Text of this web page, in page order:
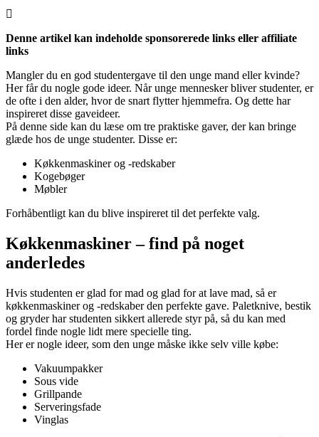
Denne artikel kan indeholde sponsorerede links eller affiliate
links
Mangler du en god studentergave til den unge mand eller kvinde?
Her får du nogle gode ideer. Når unge mennesker bliver studenter, er
de ofte i den alder, hvor de snart flytter hjemmefra. Og dette har
inspireret disse gaveideer.
På denne side kan du læse om tre praktiske gaver, der kan bringe
glæde hos de unge studenter. Disse er:
Køkkenmaskiner og -redskaber
Kogebøger
Møbler
Forhåbentligt kan du blive inspireret til det perfekte valg.
Køkkenmaskiner – find på noget
anderledes
Hvis studenten er glad for mad og glad for at lave mad, så er
køkkenmaskiner og -redskaber den perfekte gave. Paletknive, bestik
og gryder har studenten sikkert allerede styr på, så du kan med
fordel finde nogle lidt mere specielle ting.
Her er nogle ideer, som den unge måske ikke selv ville købe:
Vakuumpakker
Sous vide
Grillpande
Serveringsfade
Vinglas